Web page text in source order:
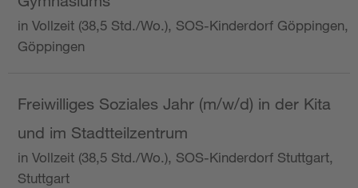
in Vollzeit (38,5 Std./Wo.), SOS-Kinderdorf Göppingen,
Göppingen
Freiwilliges Soziales Jahr (m/w/d) in der Kita
und im Stadtteilzentrum
in Vollzeit (38,5 Std./Wo.), SOS-Kinderdorf Stuttgart,
Stuttgart